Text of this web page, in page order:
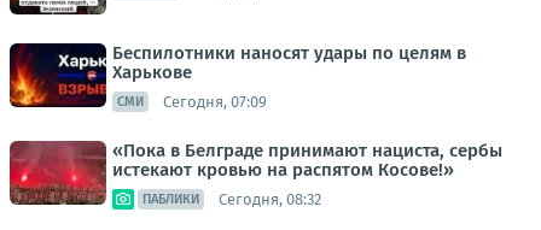
Беспилотники наносят удары по целям в
Харькове
СМИ Сегодня, 07:09
«Пока в Белграде принимают нациста, сербы
истекают кровью на распятом Косове!»
ПАБЛИКИ Сегодня, 08:32